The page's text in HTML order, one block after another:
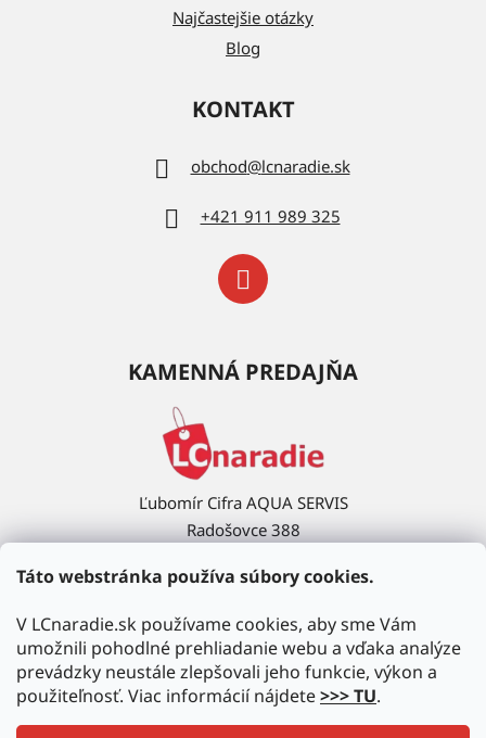
Táto webstránka používa súbory cookies.
V LCnaradie.sk používame cookies, aby sme Vám
umožnili pohodlné prehliadanie webu a vďaka analýze
prevádzky neustále zlepšovali jeho funkcie, výkon a
použiteľnosť. Viac informácií nájdete>>> TU.
Najčastejšie otázky
Blog
KONTAKT
obchod@lcnaradie.sk
+421 911 989 325
KAMENNÁ PREDAJŇA
Ľubomír Cifra AQUA SERVIS
Radošovce 388